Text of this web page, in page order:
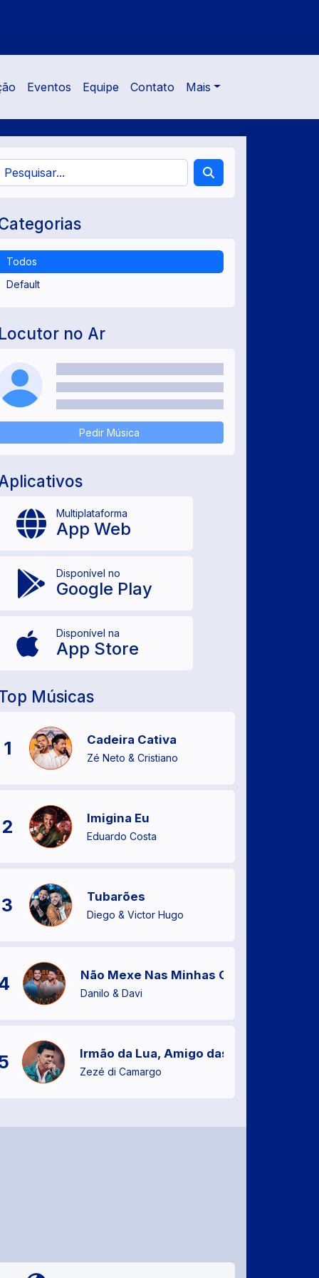
Eventos Equipe Contato Mais
Todos
Default
no Ar
Pedir Música
Multiplataforma
App Web
Disponível no
Google Play
Disponível na
App Store
Músicas
1 Cadeira Cativa
Zé Neto & Cristiano
2 Imigina Eu
Eduardo Costa
3 Tubarões
Diego & Victor Hugo
Não Mexe Nas Minhas Gavetas
Danilo & Davi
Irmão da Lua, Amigo das Estrelas
Zezé di Camargo